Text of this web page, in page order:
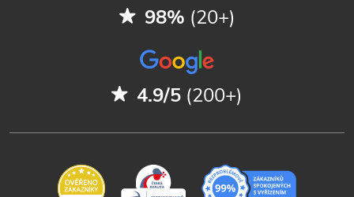
98% (20+)
4.9/5 (200+)